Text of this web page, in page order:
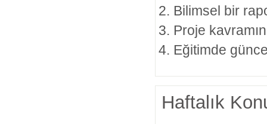
Bilimsel bir
Proje
Eğitimde
Haftalık